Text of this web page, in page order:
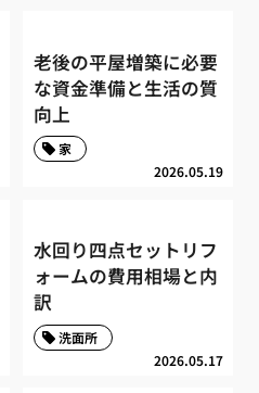
老後の平屋増築に必要
な資金準備と生活の質
向上
2026.05.19
家
水回り四点セットリフ
ォームの費用相場と内
訳
2026.05.17
洗面所